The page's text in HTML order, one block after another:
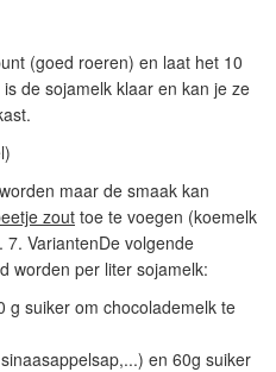
(goed roeren) en laat het 10
de sojamelk klaar en kan je ze
maar de smaak kan
zouttoe te voegen (koemelk
7. VariantenDe volgende
worden per liter sojamelk:
g suiker om chocolademelk te
en 60g suiker